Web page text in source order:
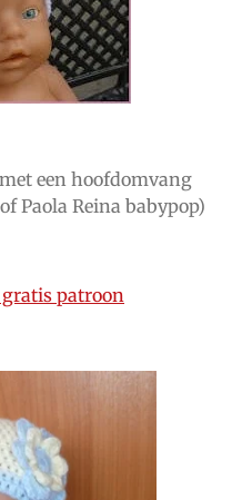
een hoofdomvang
Paola Reina babypop)
patroon